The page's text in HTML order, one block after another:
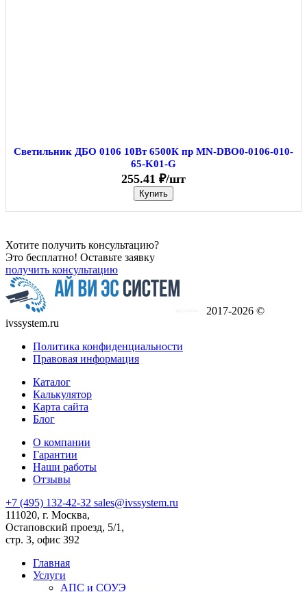
Светильник ДБО 0106 10Вт 6500К пр MN-DBO0-0106-010-
65-K01-G
255.41 ₽/шт
Купить
Хотите получить консультацию?
Это бесплатно! Оставьте заявку
получить консультацию
2017-2026 ©
ivssystem.ru
Политика конфиденциальности
Правовая информация
Каталог
Калькулятор
Карта сайта
Блог
О компании
Гарантии
Наши работы
Отзывы
+7 (495) 132-42-32 sales@ivssystem.ru
111020, г. Москва,
Остаповский проезд, 5/1,
стр. 3, офис 392
Главная
Услуги
АПС и СОУЭ